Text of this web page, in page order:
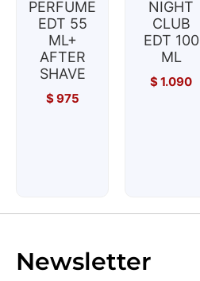
PERFUME
EDT 55
ML+
AFTER
SHAVE
$975
NIGHT
CLUB
EDT 100
ML
$1.090
Newsletter